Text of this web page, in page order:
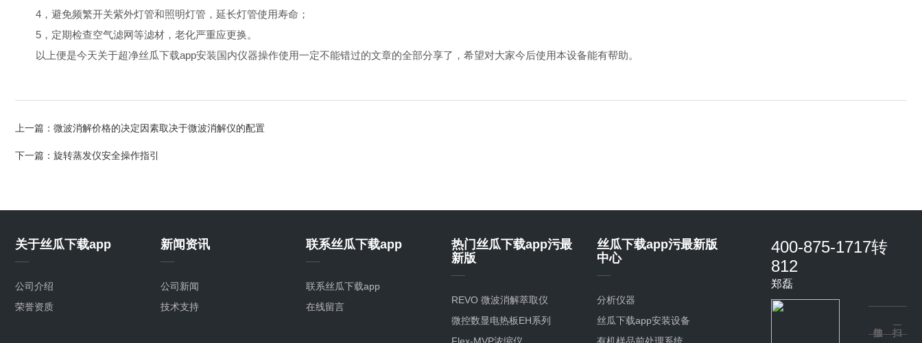
4，避免频繁开关紫外灯管和照明灯管，延长灯管使用寿命；
5，定期检查空气滤网等滤材，老化严重应更换。
以上便是今天关于超净丝瓜下载app安装国内仪器操作使用一定不能错过的文章的全部分享了，希望对大家今后使用本设备能有帮助。
上一篇： 微波消解价格的决定因素取决于微波消解仪的配置
下一篇： 旋转蒸发仪安全操作指引
关于丝瓜下载app
公司介绍
荣誉资质
新闻资讯
公司新闻
技术支持
联系丝瓜下载app
联系丝瓜下载app
在线留言
热门丝瓜下载app污最
新版
REVO 微波消解萃取仪
微控数显电热板EH系列
丝瓜下载app污最新版
中心
分析仪器
丝瓜下载app安装设备
400-875-1717转
812
郑磊